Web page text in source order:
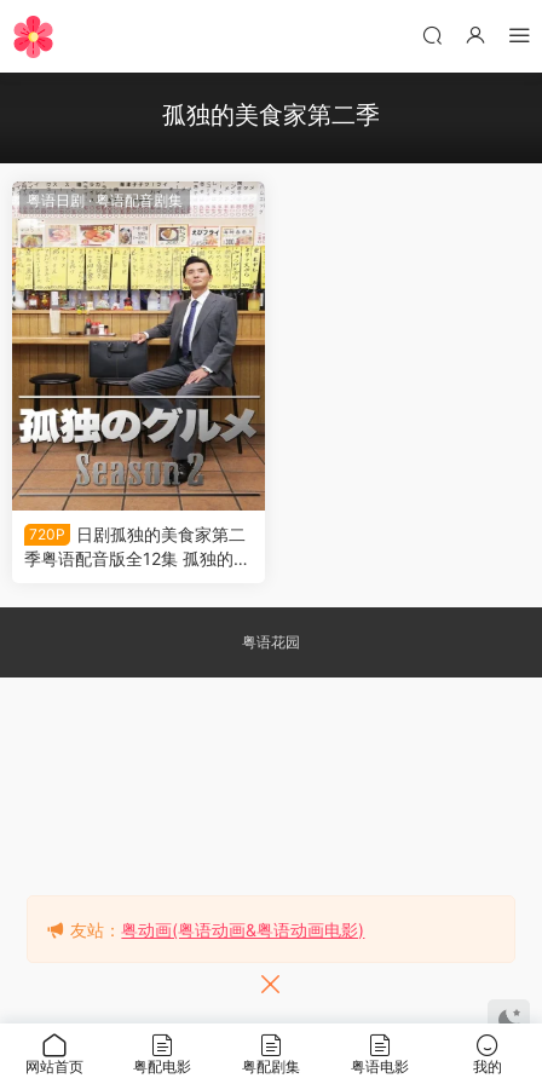
孤独的美食家第二季
粤语日剧·粤语配音剧集
720P
日剧孤独的美食家第二
季粤语配音版全12集 孤独的美
粤语花园
网站首页 粤配电影 粤配剧集 粤语电影 我的
友站：粤动画(粤语动画&粤语动画电影)